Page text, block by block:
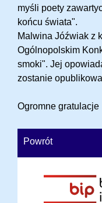
myśli poety
końcu świata".
Malwina Jóźwiak z
Ogólnopolskim
smoki". Jej
zostanie
Ogromne gratulacje
Powrót